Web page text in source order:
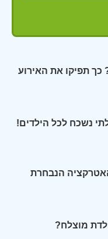
כך תפיקו את האירוע
נשכח לכל הילדים!
הנבחרת
מוצלח?